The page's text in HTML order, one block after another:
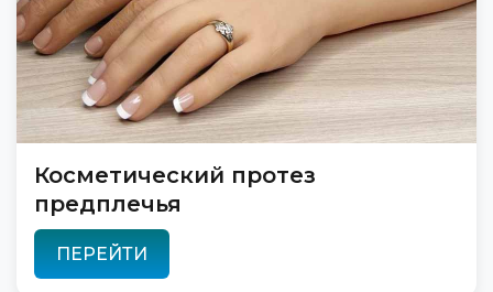
Косметический протез
предплечья
ПЕРЕЙТИ